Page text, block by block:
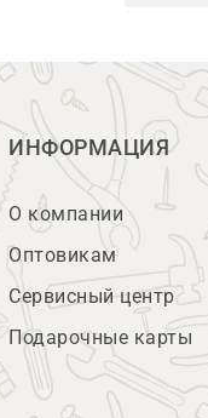
ИНФОРМАЦИЯ
О компании
Оптовикам
Сервисный центр
Подарочные карты